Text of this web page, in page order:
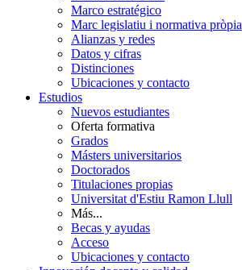
Marco estratégico
Marc legislatiu i normativa pròpia
Alianzas y redes
Datos y cifras
Distinciones
Ubicaciones y contacto
Estudios
Nuevos estudiantes
Oferta formativa
Grados
Másters universitarios
Doctorados
Titulaciones propias
Universitat d'Estiu Ramon Llull
Más...
Becas y ayudas
Acceso
Ubicaciones y contacto